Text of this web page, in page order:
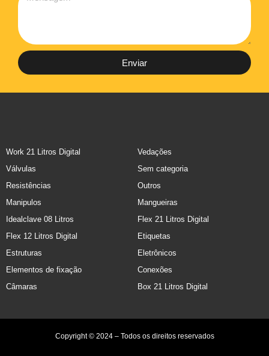
Enviar
Work 21 Litros Digital
Vedações
Válvulas
Sem categoria
Resistências
Outros
Manipulos
Mangueiras
Idealclave 08 Litros
Flex 21 Litros Digital
Flex 12 Litros Digital
Etiquetas
Estruturas
Eletrônicos
Elementos de fixação
Conexões
Câmaras
Box 21 Litros Digital
Copyright © 2024 – Todos os direitos reservados